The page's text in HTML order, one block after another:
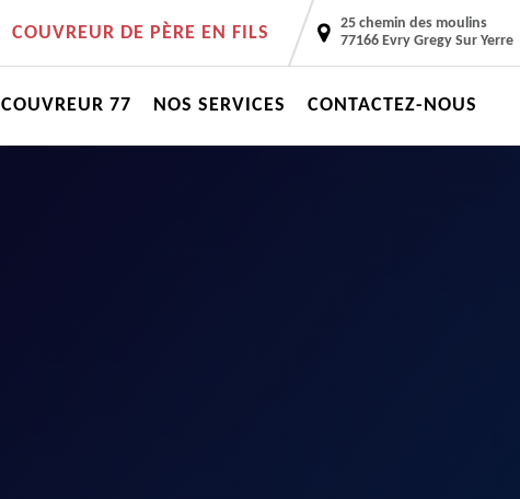
COUVREUR DE PÈRE EN FILS
25 chemin des moulins
77166 Evry Gregy Sur Yerre
COUVREUR 77 NOS SERVICES CONTACTEZ-NOUS